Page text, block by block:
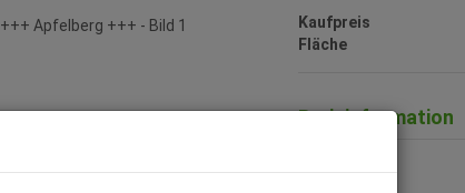
Kaufpreis
Fläche
Preisinformation